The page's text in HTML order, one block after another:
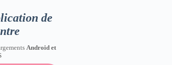
de
Android et